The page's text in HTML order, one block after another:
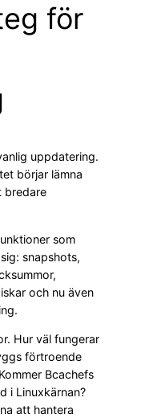
för
uppdatering.
börjar lämna
bredare
som
snapshots,
och nu även
Hur väl fungerar
förtroende
Bcachefs
i Linuxkärnan?
att hantera